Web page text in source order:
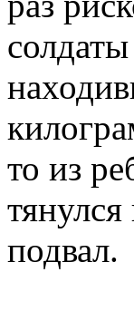
то из
подвал.